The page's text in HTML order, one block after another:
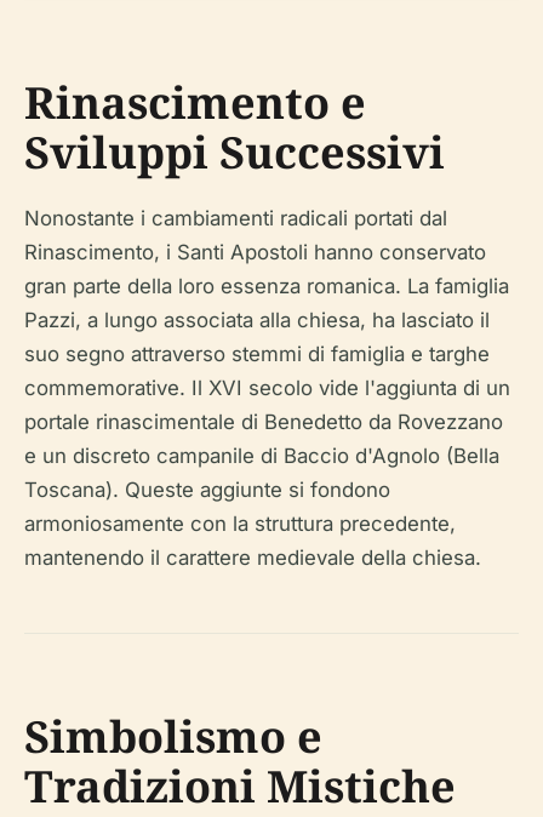
Rinascimento e
Sviluppi Successivi
Nonostante i cambiamenti radicali portati dal
Rinascimento, i Santi Apostoli hanno conservato
gran parte della loro essenza romanica. La famiglia
Pazzi, a lungo associata alla chiesa, ha lasciato il
suo segno attraverso stemmi di famiglia e targhe
commemorative. Il XVI secolo vide l'aggiunta di un
portale rinascimentale di Benedetto da Rovezzano
e un discreto campanile di Baccio d'Agnolo (Bella
Toscana). Queste aggiunte si fondono
armoniosamente con la struttura precedente,
mantenendo il carattere medievale della chiesa.
Simbolismo e
Tradizioni Mistiche